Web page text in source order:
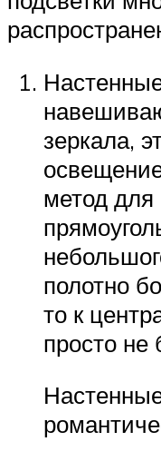
зеркала,
метод для
полотно
то к
просто не